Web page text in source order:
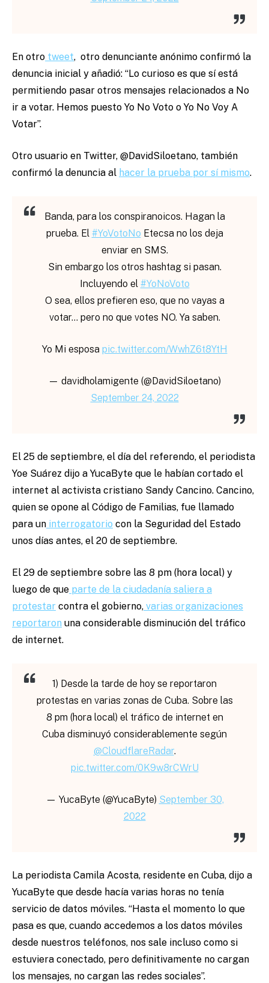
En otro tweet, otro denunciante anónimo confirmó la
denuncia inicial y añadió: “Lo curioso es que sí está
permitiendo pasar otros mensajes relacionados a No
ir a votar. Hemos puesto Yo No Voto o Yo No Voy A
Votar”.
Otro usuario en Twitter, @DavidSiloetano, también
confirmó la denuncia al hacer la prueba por sí mismo.
Banda, para los conspiranoicos. Hagan la
prueba. El #YoVotoNo Etecsa no los deja
enviar en SMS.
Sin embargo los otros hashtag si pasan.
Incluyendo el #YoNoVoto
O sea, ellos prefieren eso, que no vayas a
votar… pero no que votes NO. Ya saben.
Yo Mi esposa pic.twitter.com/WwhZ6t8YtH
— davidholamigente (@DavidSiloetano)
September 24, 2022
El 25 de septiembre, el día del referendo, el periodista
Yoe Suárez dijo a YucaByte que le habían cortado el
internet al activista cristiano Sandy Cancino. Cancino,
quien se opone al Código de Familias, fue llamado
para un interrogatorio con la Seguridad del Estado
unos días antes, el 20 de septiembre.
El 29 de septiembre sobre las 8 pm (hora local) y
luego de que parte de la ciudadanía saliera a
protestar contra el gobierno, varias organizaciones
reportaron una considerable disminución del tráfico
de internet.
1) Desde la tarde de hoy se reportaron
protestas en varias zonas de Cuba. Sobre las
8 pm (hora local) el tráfico de internet en
Cuba disminuyó considerablemente según
@CloudflareRadar.
pic.twitter.com/0K9w8rCWrU
— YucaByte (@YucaByte) September 30,
2022
La periodista Camila Acosta, residente en Cuba, dijo a
YucaByte que desde hacía varias horas no tenía
servicio de datos móviles. “Hasta el momento lo que
pasa es que, cuando accedemos a los datos móviles
desde nuestros teléfonos, nos sale incluso como si
estuviera conectado, pero definitivamente no cargan
los mensajes, no cargan las redes sociales”.